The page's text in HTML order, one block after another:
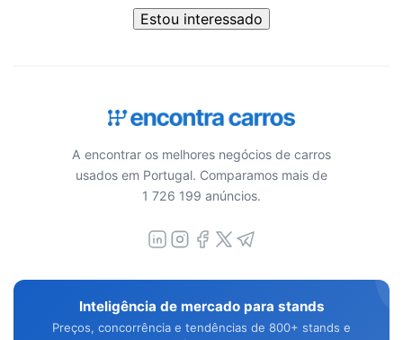
Estou interessado
A encontrar os melhores negócios de carros
usados em Portugal. Comparamos mais de
1 726 199 anúncios.
Inteligência de mercado para stands
Preços, concorrência e tendências de 800+ stands e